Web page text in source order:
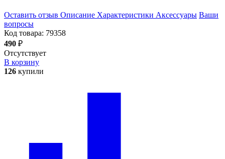
Оставить отзыв Описание Характеристики Аксессуары Ваши
вопросы
Код товара: 79358
490 ₽
Отсутствует
В корзину
126 купили